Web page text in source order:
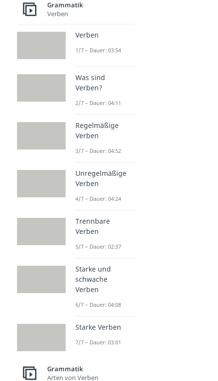
Grammatik
Verben
Verben
1/7 – Dauer: 03:54
Was sind
Verben?
2/7 – Dauer: 04:11
Regelmäßige
Verben
3/7 – Dauer: 04:52
Unregelmäßige
Verben
4/7 – Dauer: 04:24
Trennbare
Verben
5/7 – Dauer: 02:37
Starke und
schwache
Verben
6/7 – Dauer: 04:08
Starke Verben
7/7 – Dauer: 03:01
Grammatik
Arten von Verben